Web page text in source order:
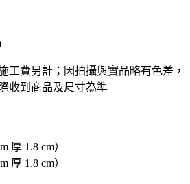
工費另計；因拍攝與實品略有色差，
收到商品及尺寸為準
厚 1.8 cm）
厚 1.8 cm）